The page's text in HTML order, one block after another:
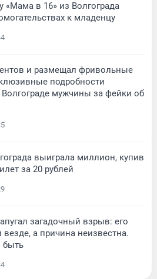
«Мама в 16» из Волгограда
к младенцу
и размещал фривольные
подробности
мужчины за фейки об
выиграла миллион, купив
за 20 рублей
загадочный взрыв: его
а причина неизвестна.
быть